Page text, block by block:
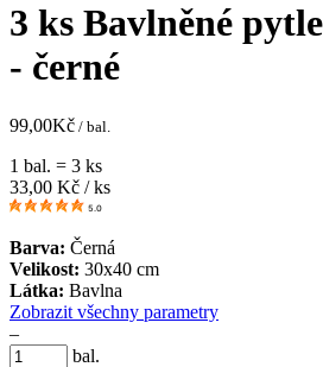
3 ks Bavlněné
- černé
99,00Kč / bal.
1 bal. = 3 ks
33,00 Kč / ks
5.0
Barva: Černá
Velikost: 30x40 cm
Látka: Bavlna
Zobrazit všechny parametry
–
bal.